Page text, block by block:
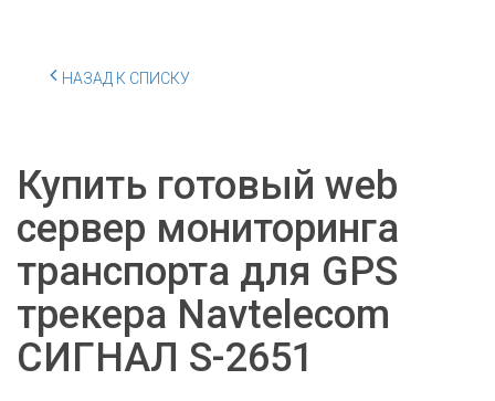
НАЗАД К СПИСКУ
Купить готовый web
сервер мониторинга
транспорта для GPS
трекера Navtelecom
СИГНАЛ S-2651